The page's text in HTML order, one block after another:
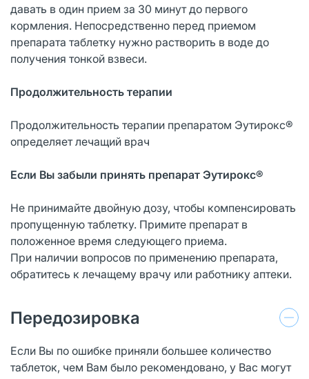
давать в один прием за 30 минут до первого
кормления. Непосредственно перед приемом
препарата таблетку нужно растворить в воде до
получения тонкой взвеси.
Продолжительность терапии
Продолжительность терапии препаратом Эутирокс®
определяет лечащий врач
Если Вы забыли принять препарат Эутирокс®
Не принимайте двойную дозу, чтобы компенсировать
пропущенную таблетку. Примите препарат в
положенное время следующего приема.
При наличии вопросов по применению препарата,
обратитесь к лечащему врачу или работнику аптеки.
Передозировка
Если Вы по ошибке приняли большее количество
таблеток, чем Вам было рекомендовано, у Вас могут